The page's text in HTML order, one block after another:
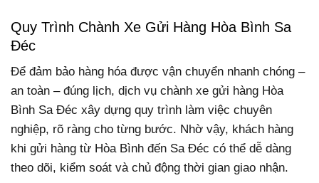
Quy Trình Chành Xe Gửi Hàng Hòa Bình Sa
Đéc
Để đảm bảo hàng hóa được vận chuyển nhanh chóng –
an toàn – đúng lịch, dịch vụ chành xe gửi hàng Hòa
Bình Sa Đéc xây dựng quy trình làm việc chuyên
nghiệp, rõ ràng cho từng bước. Nhờ vậy, khách hàng
khi gửi hàng từ Hòa Bình đến Sa Đéc có thể dễ dàng
theo dõi, kiểm soát và chủ động thời gian giao nhận.